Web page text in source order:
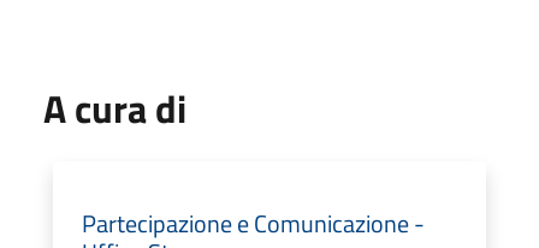
A cura di
Partecipazione e Comunicazione -